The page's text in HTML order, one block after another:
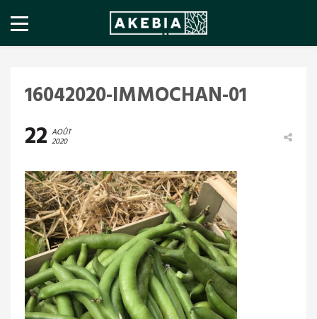
16042020-IMMOCHAN-01
22 AOÛT
2020